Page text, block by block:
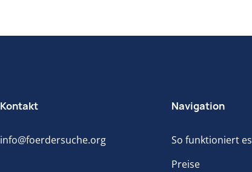
Kontakt
info@foerdersuche.org
Navigation
So funktioniert es
Preise